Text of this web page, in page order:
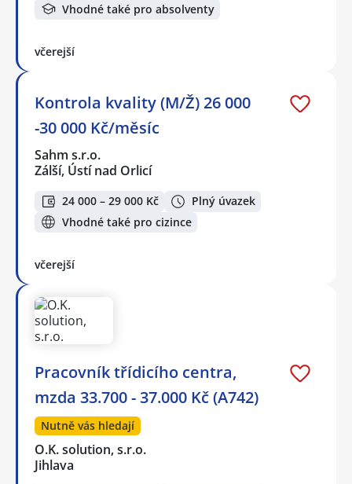
Vhodné také pro absolventy
včerejší
Kontrola kvality (M/Ž) 26 000
-30 000 Kč/měsíc
Sahm s.r.o.
Zálší, Ústí nad Orlicí
24 000 – 29 000 Kč
Plný úvazek
Vhodné také pro cizince
včerejší
Pracovník třídicího centra,
mzda 33.700 - 37.000 Kč (A742)
Nutně vás hledají
O.K. solution, s.r.o.
Jihlava